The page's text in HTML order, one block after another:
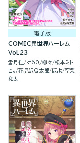
電子版
COMIC異世界ハーレム
Vol.23
雪月佳 kt60 柳々 松本ミト
ヒ。
花見沢Q太郎 ぽよ
空栗
和太